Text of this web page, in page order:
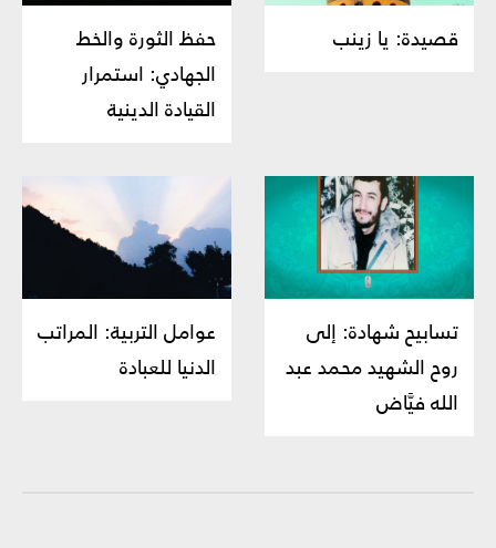
قصيدة: يا زينب
حفظ الثورة والخط
الجهادي: استمرار
القيادة الدينية
تسابيح شهادة: إلى
روح الشهيد محمد عبد
الله فيَّاض
عوامل التربية: المراتب
الدنيا للعبادة